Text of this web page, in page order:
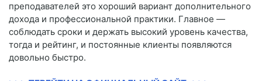
преподавателей это хороший вариант дополнительного
дохода и профессиональной практики. Главное —
соблюдать сроки и держать высокий уровень качества,
тогда и рейтинг, и постоянные клиенты появляются
довольно быстро.